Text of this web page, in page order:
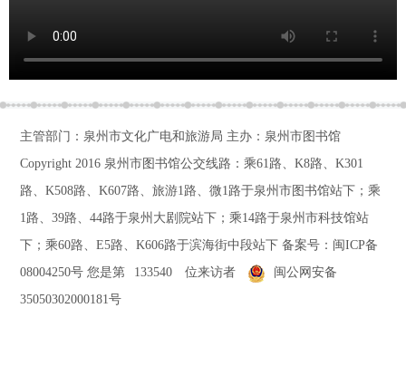
主管部门：泉州市文化广电和旅游局 主办：泉州市图书馆
Copyright 2016 泉州市图书馆公交线路：乘61路、K8路、K301
路、K508路、K607路、旅游1路、微1路于泉州市图书馆站下；乘
1路、39路、44路于泉州大剧院站下；乘14路于泉州市科技馆站
下；乘60路、E5路、K606路于滨海街中段站下备案号： 闽ICP备
08004250号 您是第 133540 位来访者
闽公网安备
35050302000181号